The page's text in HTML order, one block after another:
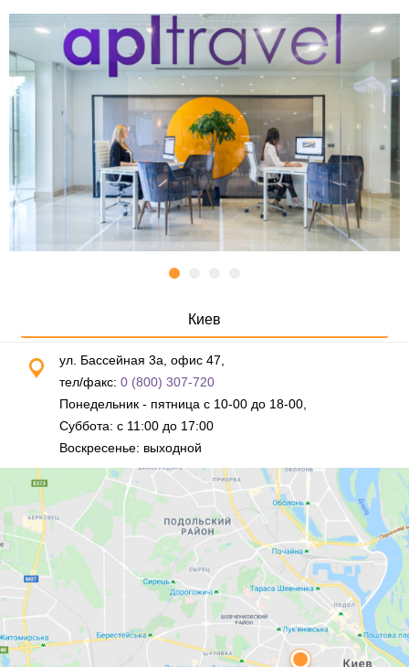
Киев
ул. Бассейная 3а, офис 47,
тел/факс: 0 (800) 307-720
Понедельник - пятница с 10-00 до 18-00,
Суббота: с 11:00 до 17:00
Воскресенье: выходной